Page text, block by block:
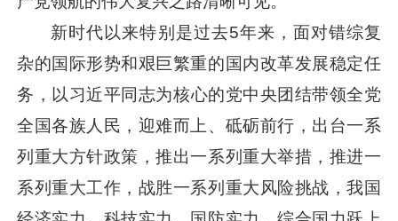
新时代以来特别是过去5年来，面对错综复
杂的国际形势和艰巨繁重的国内改革发展稳定任
务，以习近平同志为核心的党中央团结带领全党
全国各族人民，迎难而上、砥砺前行，出台一系
列重大方针政策，推出一系列重大举措，推进一
系列重大工作，战胜一系列重大风险挑战，我国